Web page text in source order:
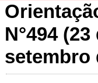
N°494 (23
setembro